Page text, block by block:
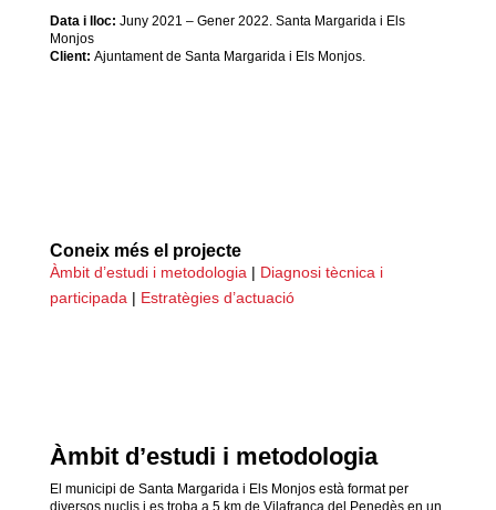
Data i lloc: Juny 2021 – Gener 2022. Santa Margarida i Els
Monjos
Client: Ajuntament de Santa Margarida i Els Monjos.
Coneix més el projecte
Àmbit d’estudi i metodologia| Diagnosi tècnica i
participada| Estratègies d’actuació
Àmbit d’estudi i metodologia
El municipi de Santa Margarida i Els Monjos està format per